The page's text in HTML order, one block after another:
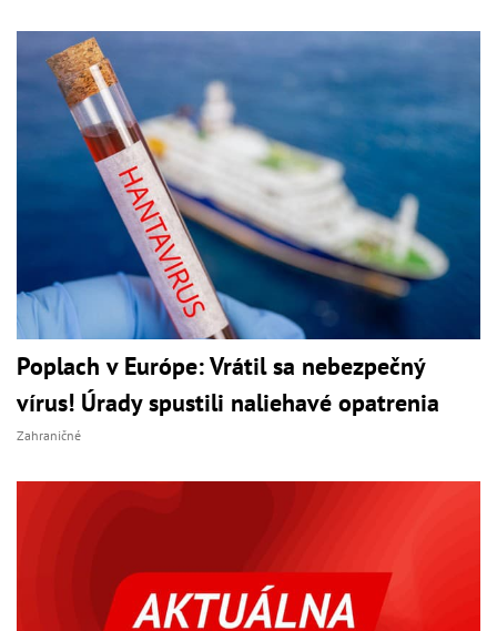
Poplach v Európe: Vrátil sa nebezpečný
vírus! Úrady spustili naliehavé opatrenia
Zahraničné